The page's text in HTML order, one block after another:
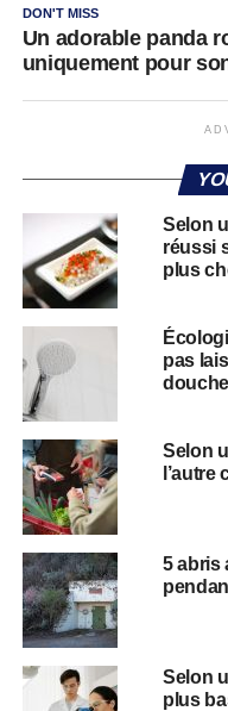
DON'T MISS
Un adorable panda
uniquement pour
Selon
réussi
plus
pas
douche
Selon
5 abris
Selon
plus